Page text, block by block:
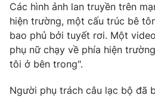
Chất lượng cuộc sống
Học trực tuyến
Công nghệ
Hitech Công nghệ tương lai
Sản phẩm
Giao lưu trực tuyến
Các hình ảnh lan truyền trên
hiện trường, một cấu trúc bê
bao phủ bởi tuyết rơi. Một
phụ nữ chạy về phía hiện
tôi ở bên trong".
Người phụ trách câu lạc bộ đã